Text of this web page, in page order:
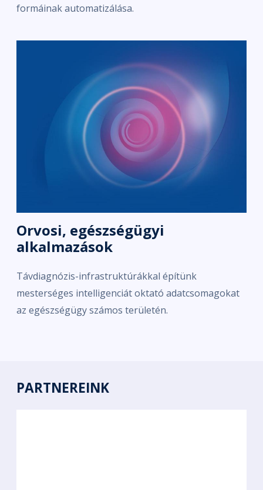
formáinak automatizálása.
Orvosi, egészségügyi
alkalmazások
Távdiagnózis-infrastruktúrákkal építünk
mesterséges intelligenciát oktató adatcsomagokat
az egészségügy számos területén.
PARTNEREINK